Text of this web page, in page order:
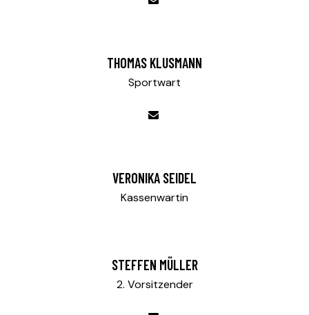
THOMAS KLUSMANN
Sportwart
VERONIKA SEIDEL
Kassenwartin
STEFFEN MÜLLER
2. Vorsitzender